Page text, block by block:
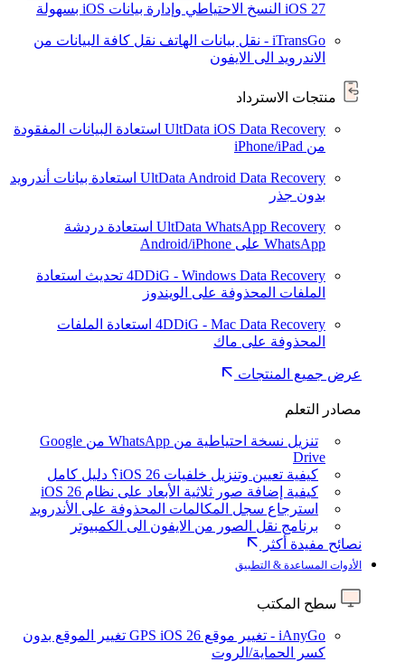
iOS 27 النسخ الاحتياطي وإدارة بيانات iOS بسهولة
iTransGo - نقل بيانات الهاتف
نقل كافة البيانات من
الاندرويد الى الايفون
منتجات الاسترداد
UltData iOS Data Recovery استعادة البيانات المفقودة
من iPhone/iPad
UltData Android Data Recovery استعادة بيانات أندرويد
بدون جذر
UltData WhatsApp Recovery استعادة دردشة
WhatsApp على Android/iPhone
4DDiG - Windows Data Recovery تحديث استعادة
الملفات المحذوفة على الويندوز
4DDiG - Mac Data Recovery استعادة الملفات
المحذوفة على ماك
عرض جميع المنتجات
مصادر التعلم
تنزيل نسخة احتياطية من WhatsApp من Google
Drive
كيفية تعيين وتنزيل خلفيات iOS 26؟ دليل كامل
كيفية إضافة صور ثلاثية الأبعاد على نظام iOS 26
استرجاع سجل المكالمات المحذوفة على الأندرويد
برنامج نقل الصور من الايفون الى الكمبيوتر
نصائح مفيدة أكثر
الأدوات المساعدة & التطبيق
سطح المكتب
iAnyGo - تغيير موقع GPS iOS 26
تغيير الموقع بدون
كسر الحماية/الروت